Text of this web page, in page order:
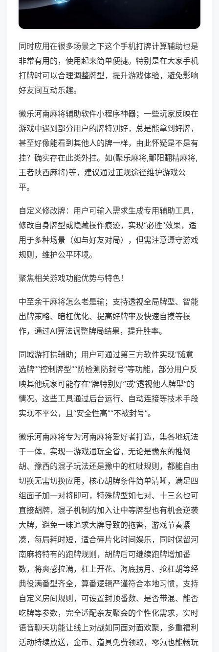
同时应用在很多场景之下这个手机打牌计算辅助也是
非常有用的，使用起来简单便捷。特别是在大家手机
打牌时可以合理调整牌型，提升游戏体验，避免影响
好友间互动乐趣。
微乐河南麻将辅助软件小程序神器；一些玩家反映在
游戏中遇到部分用户的牌特别好，总是能拿到好牌，
甚至好像能看到其他人的牌一样，由此怀疑是不是有
挂？确实存在此类外挂。如(聚乐麻将,鄱阳翻精麻将,
王者陕西麻将)等，建议通过正规途径维护游戏公
平。
自定义修改牌：用户可输入需求生成专用辅助工具，
修改自身牌型或隐藏操作痕迹，实现“必胜”效果，适
用于多种场景（如与好友对局），但需注意遵守游戏
规则，维护公平环境。
聚焦相关游戏功能优势与特色！
中至余干麻将怎么老是输；支持透视全局牌型、智能
出牌策略、暗杠优化、提高好牌率及快速自摸等操
作，通过AI算法调整牌局结果，提升胜率。
同城游打拱辅助；用户可通过第三方软件实现“随意
选牌”“控制牌型”“防检测防封号”等功能，部分用户反
映其他玩家可能存在“牌特别好”或“透视他人牌型”的
情况。这些工具通过后台运行、自动连接等技术手段
实现不平公，且“安全性高”“不被封号”。
微乐河南麻将专为河南麻将爱好者打造，集各地玩法
于一体，实现一游戏通玩全省，无论是豫东的推倒
胡、豫西的混子玩法还是豫中的杠呲规则，都能自由
切换无需切换应用，核心胡牌条件简单清晰，满足四
组面子加一对将即可，特殊牌型如七对、十三幺也可
直接胡牌，混子机制的加入让中等牌型也有机会逆袭
大牌，避免一味追求大牌导致的拖沓，游戏节奏紧
凑，每局耗时短，适合碎片化时间娱乐，同时保留河
南麻将特有的跑牌规则，胡牌后可继续跑牌增加番
数，将爽感拉满，杠上开花、海底捞月、抢杠胡等经
典役满番型齐全，算番逻辑严谨符合本地习惯，支持
自定义房间规则，可设置封顶番数、是否带混、能否
吃牌等参数，完全适配亲友聚会的个性化需求，实时
语音聊天功能让线上对战如同面对面欢聚，多重福利
活动持续放送，金币、道具免费领取，零氪也能畅玩